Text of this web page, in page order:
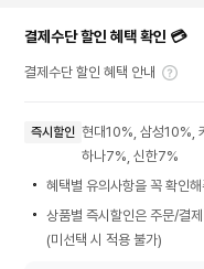
결제수단 할인 혜택 확인 💳
결제수단 할인 혜택 안내
즉시할인 현대10%, 삼성10%,
하나7%, 신한7%
혜택별 유의사항을 꼭 확인
상품별 즉시할인은 주문/결
(미선택 시 적용 불가)